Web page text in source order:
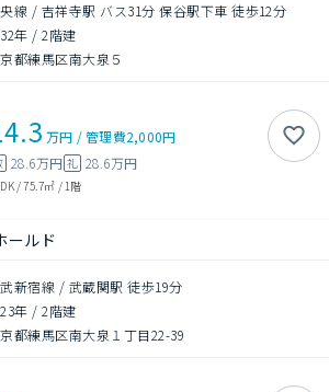
線 / 吉祥寺駅 バス31分 保谷駅下車 徒歩12分
年 /2階建
都練馬区南大泉５
万円 /管理費2,000円
28.6万円 礼 28.6万円
/75.7㎡ / 1階
ールド
新宿線 / 武蔵関駅 徒歩19分
年 /2階建
都練馬区南大泉１丁目22-39